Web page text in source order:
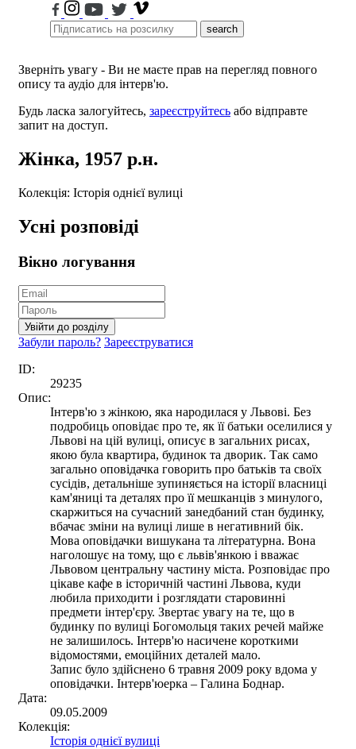
search
Зверніть увагу - Ви не маєте прав на перегляд повного
опису та аудіо для інтерв'ю.
Будь ласка залогуйтесь, зареєструйтесь або відправте
запит на доступ.
Жінка, 1957 р.н.
Колекція: Історія однієї вулиці
Усні розповіді
Вікно логування
Увійти до розділу
Забули пароль? Зареєструватися
ID:
29235
Опис:
Інтерв'ю з жінкою, яка народилася у Львові. Без
подробиць оповідає про те, як її батьки оселилися у
Львові на цій вулиці, описує в загальних рисах,
якою була квартира, будинок та дворик. Так само
загально оповідачка говорить про батьків та своїх
сусідів, детальніше зупиняється на історії власниці
кам'яниці та деталях про її мешканців з минулого,
скаржиться на сучасний занедбаний стан будинку,
вбачає зміни на вулиці лише в негативний бік.
Мова оповідачки вишукана та літературна. Вона
наголошує на тому, що є львів'янкою і вважає
Львовом центральну частину міста. Розповідає про
цікаве кафе в історичній частині Львова, куди
любила приходити і розглядати старовинні
предмети інтер'єру. Звертає увагу на те, що в
будинку по вулиці Богомольця таких речей майже
не залишилось. Інтерв'ю насичене короткими
відомостями, емоційних деталей мало.
Запис було здійснено 6 травня 2009 року вдома у
оповідачки. Інтерв'юерка – Галина Боднар.
Дата:
09.05.2009
Колекція:
Історія однієї вулиці